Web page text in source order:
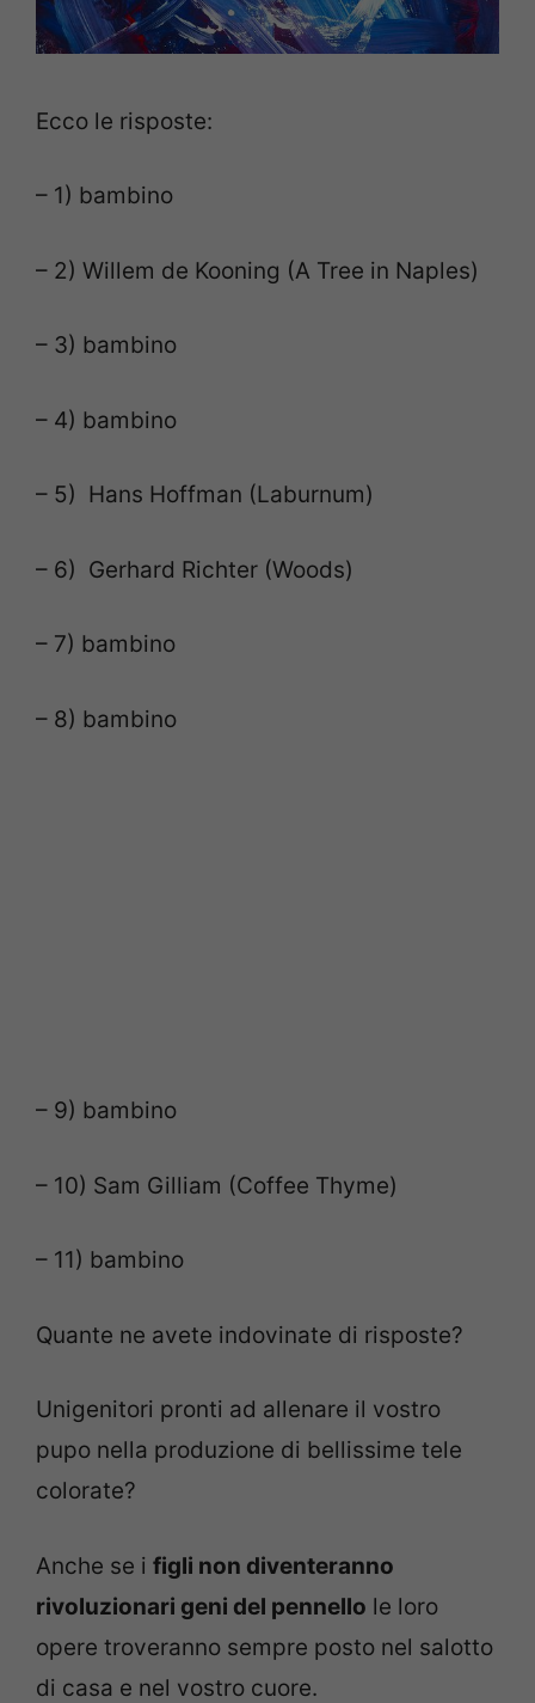
Ecco le risposte:
– 1) bambino
– 2) Willem de Kooning (A Tree in Naples)
– 3) bambino
– 4) bambino
– 5) Hans Hoffman (Laburnum)
– 6) Gerhard Richter (Woods)
– 7) bambino
– 8) bambino
– 9) bambino
– 10) Sam Gilliam (Coffee Thyme)
– 11) bambino
Quante ne avete indovinate di risposte?
Unigenitori pronti ad allenare il vostro
pupo nella produzione di bellissime tele
colorate?
Anche se i figli non diventeranno
rivoluzionari geni del pennello le loro
opere troveranno sempre posto nel salotto
di casa e nel vostro cuore.